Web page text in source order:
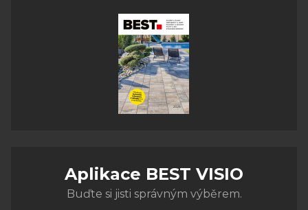
Aplikace BEST VISIO
Buďte si jisti správným výběrem.